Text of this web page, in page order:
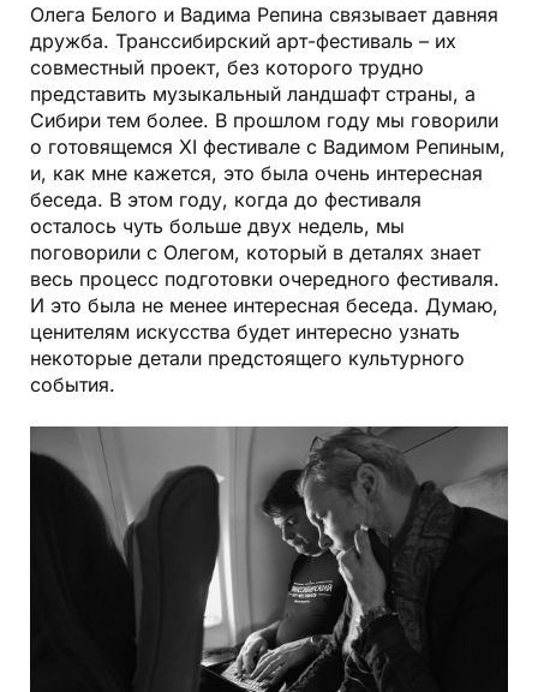
Олега Белого и Вадима Репина связывает давняя
дружба. Транссибирский арт-фестиваль – их
совместный проект, без которого трудно
представить музыкальный ландшафт страны, а
Сибири тем более. В прошлом году мы говорили
о готовящемся ХI фестивале с Вадимом Репиным,
и, как мне кажется, это была очень интересная
беседа. В этом году, когда до фестиваля
осталось чуть больше двух недель, мы
поговорили с Олегом, который в деталях знает
весь процесс подготовки очередного фестиваля.
И это была не менее интересная беседа. Думаю,
ценителям искусства будет интересно узнать
некоторые детали предстоящего культурного
события.